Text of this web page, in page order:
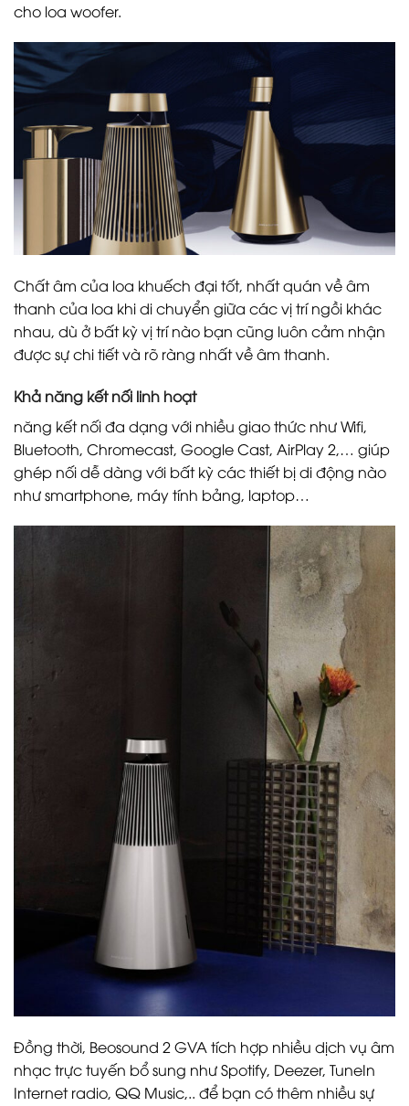
cho loa woofer.
Chất âm của loa khuếch đại tốt, nhất quán về âm
thanh của loa khi di chuyển giữa các vị trí ngồi khác
nhau, dù ở bất kỳ vị trí nào bạn cũng luôn cảm nhận
được sự chi tiết và rõ ràng nhất về âm thanh.
Khả năng kết nối linh hoạt
năng kết nối đa dạng với nhiều giao thức như Wifi,
Bluetooth, Chromecast, Google Cast, AirPlay 2,… giúp
ghép nối dễ dàng với bất kỳ các thiết bị di động nào
như smartphone, máy tính bảng, laptop…
Đồng thời, Beosound 2 GVA tích hợp nhiều dịch vụ âm
nhạc trực tuyến bổ sung như Spotify, Deezer, TuneIn
Internet radio, QQ Music,.. để bạn có thêm nhiều sự